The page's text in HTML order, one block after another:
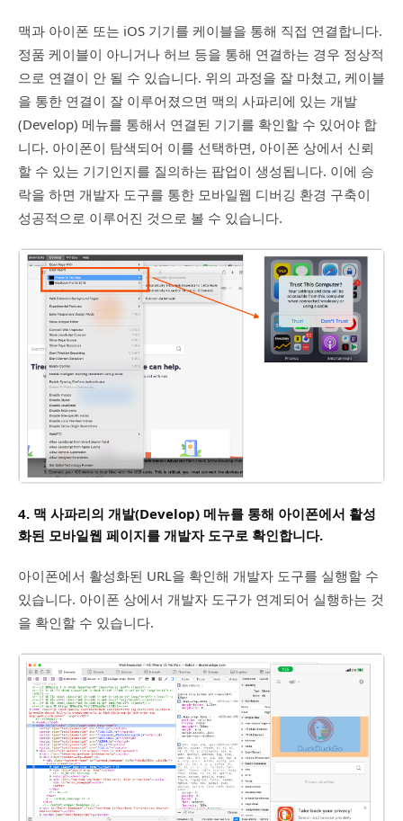
맥과 아이폰 또는 iOS 기기를 케이블을 통해 직접 연결합니다.
정품 케이블이 아니거나 허브 등을 통해 연결하는 경우 정상적
으로 연결이 안 될 수 있습니다. 위의 과정을 잘 마쳤고, 케이블
을 통한 연결이 잘 이루어졌으면 맥의 사파리에 있는 개발
(Develop) 메뉴를 통해서 연결된 기기를 확인할 수 있어야 합
니다. 아이폰이 탐색되어 이를 선택하면, 아이폰 상에서 신뢰
할 수 있는 기기인지를 질의하는 팝업이 생성됩니다. 이에 승
락을 하면 개발자 도구를 통한 모바일웹 디버깅 환경 구축이
성공적으로 이루어진 것으로 볼 수 있습니다.
4. 맥 사파리의 개발(Develop) 메뉴를 통해 아이폰에서 활성
화된 모바일웹 페이지를 개발자 도구로 확인합니다.
아이폰에서 활성화된 URL을 확인해 개발자 도구를 실행할 수
있습니다. 아이폰 상에서 개발자 도구가 연계되어 실행하는 것
을 확인할 수 있습니다.